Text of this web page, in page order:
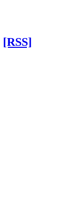
[RSS]